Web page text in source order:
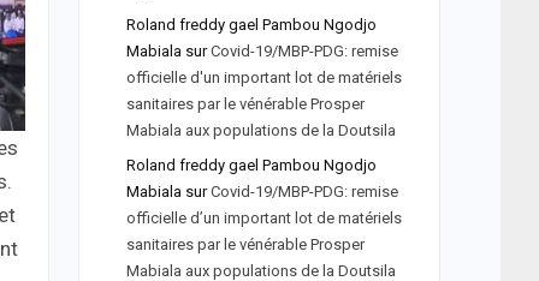
Roland freddy gael Pambou Ngodjo
MabialasurCovid-19/MBP-PDG: remise
officielle d'un important lot de matériels
sanitaires par le vénérable Prosper
Mabiala aux populations de la Doutsila
Roland freddy gael Pambou Ngodjo
MabialasurCovid-19/MBP-PDG: remise
officielle d’un important lot de matériels
sanitaires par le vénérable Prosper
Mabiala aux populations de la Doutsila